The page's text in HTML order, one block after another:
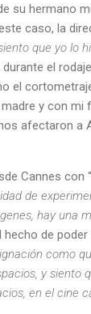
su hermano
caso, la
que yo lo
el
el
y con mi
afectaron a
Cannes con “
de
hay una
de poder
como
y
en el cine